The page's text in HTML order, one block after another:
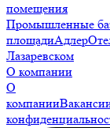
помещения
Промышленные
площадиАдлер
Лазаревском
О компании
О
компании